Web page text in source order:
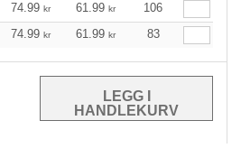
74.99 kr 61.99 kr
106
74.99 kr 61.99 kr 83